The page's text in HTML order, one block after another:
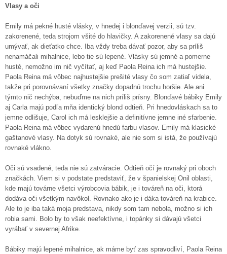
Vlasy a oči
Emily má pekné husté vlásky, v hnedej i blonďavej verzii, sú tzv.
zakorenené, teda strojom všité do hlavičky. A zakorenené vlasy sa dajú
umývať, ak dieťatko chce. Iba vždy treba dávať pozor, aby sa príliš
nenamáčali mihalnice, lebo tie sú lepené. Vlásky sú jemné a pomerne
husté, nemožno im nič vyčítať, aj keď Paola Reina ich má hustejšie.
Paola Reina má vôbec najhustejšie prešité vlasy čo som zatiaľ videla,
takže pri porovnávaní všetky značky dopadnú trochu horšie. Ale ani
týmto nič nechýba, nebuďme na nich príliš prísny. Blonďavé bábiky Emily
aj Carla majú podľa mňa identický blond odtieň. Pri hnedovláskach sa to
jemne odlišuje, Carol ich má lesklejšie a definitívne jemne iné sfarbenie.
Paola Reina má vôbec vydarenú hnedú farbu vlasov. Emily má klasické
gaštanové vlasy. Na dotyk sú rovnaké, ale nie som si istá, že používajú
rovnaké vlákno.
Oči sú vsadené, teda nie sú zatváracie. Odtieň očí je rovnaký pri oboch
značkách. Viem si v podstate predstaviť, že v španielskej Onil oblasti,
kde majú továrne všetci výrobcovia bábik, je i továreň na oči, ktorá
dodáva oči všetkým navôkol. Rovnako ako je i dáka továreň na krabice.
Ale to je iba taká moja predstava, nikdy som tam nebola, možno si ich
robia sami. Bolo by to však neefektívne, i topánky si dávajú všetci
vyrábať v severnej Afrike.
Bábiky majú lepené mihalnice, ak máme byť zas spravodliví, Paola Reina